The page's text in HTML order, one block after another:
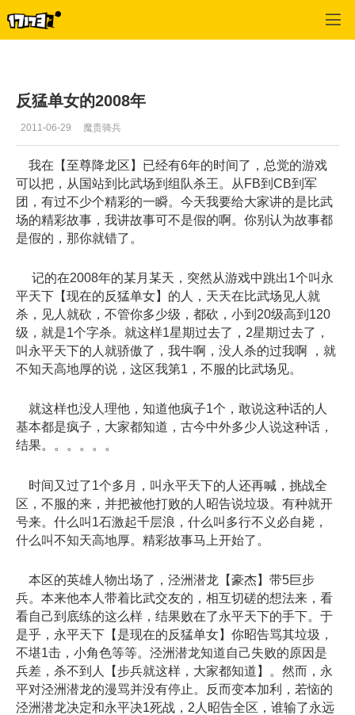
反猛单女的2008年
2011-06-29 魔贵骑兵
我在【至尊降龙区】已经有6年的时间了，总觉的游戏
可以把，从国站到比武场到组队杀王。从FB到CB到军
团，有过不少个精彩的一瞬。今天我要给大家讲的是比武
场的精彩故事，我讲故事可不是假的啊。你别认为故事都
是假的，那你就错了。
记的在2008年的某月某天，突然从游戏中跳出1个叫永
平天下【现在的反猛单女】的人，天天在比武场见人就
杀，见人就砍，不管你多少级，都砍，小到20级高到120
级，就是1个字杀。就这样1星期过去了，2星期过去了，
叫永平天下的人就骄傲了，我牛啊，没人杀的过我啊 ，就
不知天高地厚的说，这区我第1，不服的比武场见。
就这样也没人理他，知道他疯子1个，敢说这种话的人
基本都是疯子，大家都知道，古今中外多少人说这种话，
结果。。。。。。
时间又过了1个多月，叫永平天下的人还再喊，挑战全
区，不服的来，并把被他打败的人昭告说垃圾。有种就开
号来。什么叫1石激起千层浪，什么叫多行不义必自毙，
什么叫不知天高地厚。精彩故事马上开始了。
本区的英雄人物出场了，泾洲潜龙【豪杰】带5巨步
兵。本来他本人带着比武交友的，相互切磋的想法来，看
看自己到底练的这么样，结果败在了永平天下的手下。于
是乎，永平天下【是现在的反猛单女】你昭告骂其垃圾，
不堪1击，小角色等等。泾洲潜龙知道自己失败的原因是
兵差，杀不到人【步兵就这样，大家都知道】。然而，永
平对泾洲潜龙的漫骂并没有停止。反而变本加利，若恼的
泾洲潜龙决定和永平决1死战，2人昭告全区，谁输了永远